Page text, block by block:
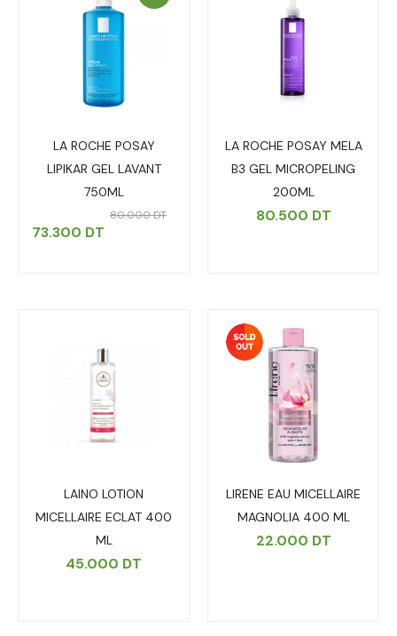
LA ROCHE POSAY
LIPIKAR GEL LAVANT
750ML
80.000DT
73.300 DT
LA ROCHE POSAY MELA
B3 GEL MICROPELING
200ML
80.500 DT
LAINO LOTION
MICELLAIRE ECLAT 400
ML
45.000 DT
LIRENE EAU MICELLAIRE
MAGNOLIA 400 ML
22.000 DT